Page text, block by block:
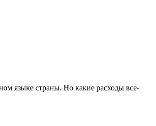
языке страны. Но какие расходы все-